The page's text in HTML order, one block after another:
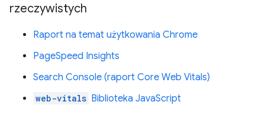
rzeczywistych
Raport na temat użytkowania Chrome
PageSpeed Insights
Search Console (raport Core Web Vitals)
web-vitals Biblioteka JavaScript